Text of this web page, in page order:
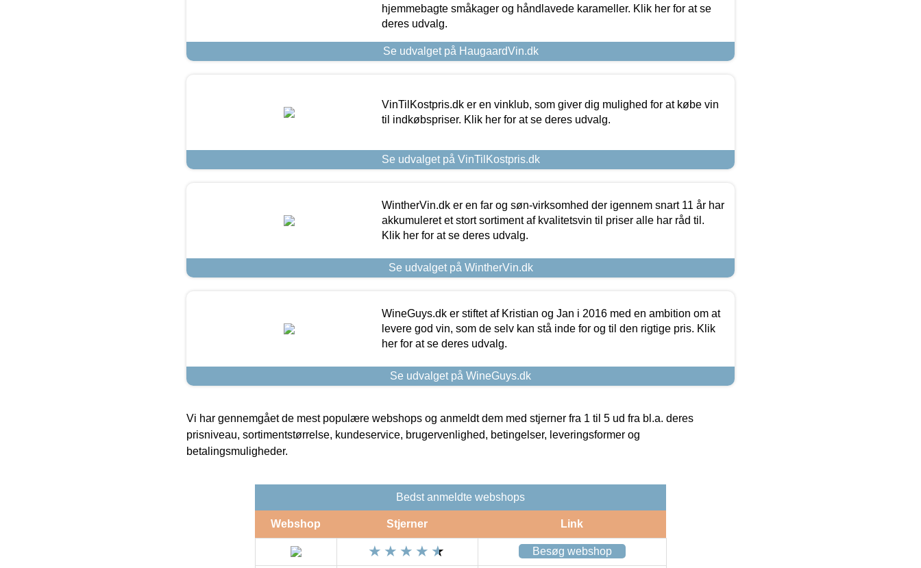
hjemmebagte småkager og håndlavede karameller. Klik her for at se
deres udvalg.
Se udvalget på HaugaardVin.dk
VinTilKostpris.dk er en vinklub, som giver dig mulighed for at købe vin
til indkøbspriser. Klik her for at se deres udvalg.
Se udvalget på VinTilKostpris.dk
WintherVin.dk er en far og søn-virksomhed der igennem snart 11 år har
akkumuleret et stort sortiment af kvalitetsvin til priser alle har råd til.
Klik her for at se deres udvalg.
Se udvalget på WintherVin.dk
WineGuys.dk er stiftet af Kristian og Jan i 2016 med en ambition om at
levere god vin, som de selv kan stå inde for og til den rigtige pris. Klik
her for at se deres udvalg.
Se udvalget på WineGuys.dk
Vi har gennemgået de mest populære webshops og anmeldt dem med stjerner fra 1 til 5 ud fra bl.a. deres
prisniveau, sortimentstørrelse, kundeservice, brugervenlighed, betingelser, leveringsformer og
betalingsmuligheder.
Bedst anmeldte webshops
Webshop Stjerner Link
Besøg webshop